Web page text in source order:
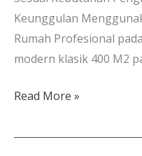
Keunggulan
Rumah Profesional
modern klasik 400 M2
Read More »